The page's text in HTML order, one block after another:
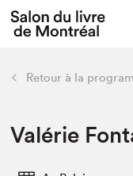
Tout sur
Actualités
retour
Édition 2022
Liens pratiques
Retour à la
Valérie